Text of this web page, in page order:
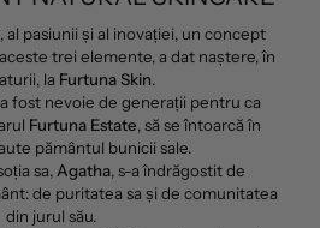
pasiunii și al inovației, un concept
trei elemente, a dat naștere, în
la Furtuna Skin.
fost nevoie de generații pentru ca
Furtuna Estate, să se întoarcă în
pământul bunicii sale.
sa,Agatha, s-a îndrăgostit de
de puritatea sa și de comunitatea
din jurul său.